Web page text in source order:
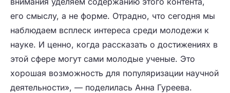
его смыслу, а не форме. Отрадно, что сегодня мы
наблюдаем всплеск интереса среди молодежи к
науке. И ценно, когда рассказать о достижениях в
этой сфере могут сами молодые ученые. Это
хорошая возможность для популяризации научной
деятельности», — поделилась Анна Гуреева.